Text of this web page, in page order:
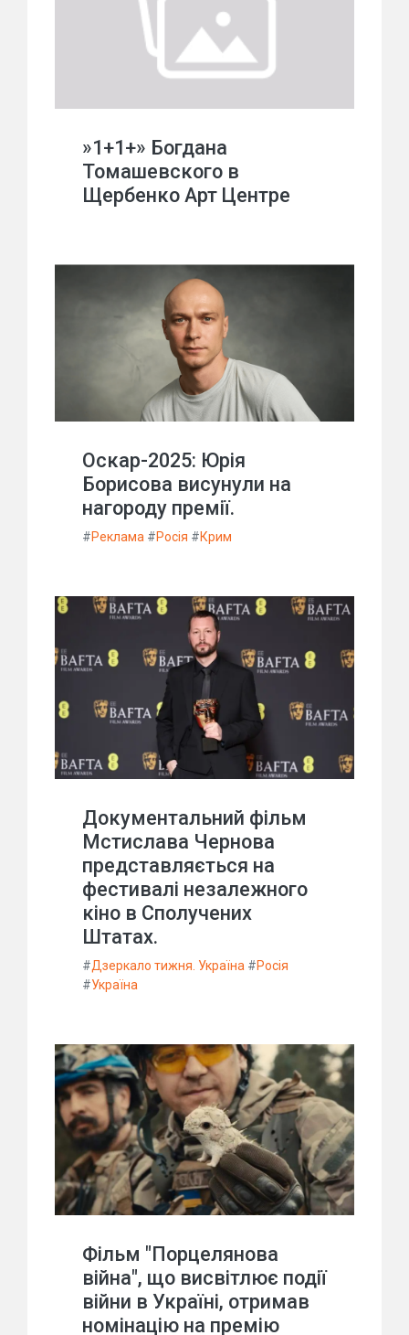
»1+1+» Богдана
Томашевского в
Щербенко Арт Центре
Оскар-2025: Юрія
Борисова висунули на
нагороду премії.
#Реклама #Росія #Крим
Документальний фільм
Мстислава Чернова
представляється на
фестивалі незалежного
кіно в Сполучених
Штатах.
#Дзеркало тижня. Україна #Росія
#Україна
Фільм "Порцелянова
війна", що висвітлює події
війни в Україні, отримав
номінацію на премію